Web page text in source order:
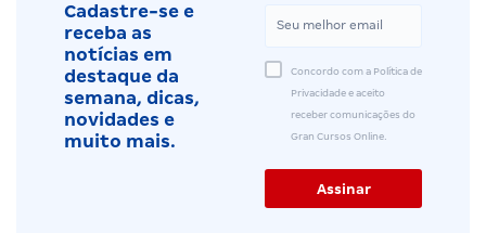
Cadastre-se e
receba as
notícias em
destaque da
semana, dicas,
novidades e
muito mais.
Concordo com a Política de
Privacidade e aceito
receber comunicações do
Gran Cursos Online.